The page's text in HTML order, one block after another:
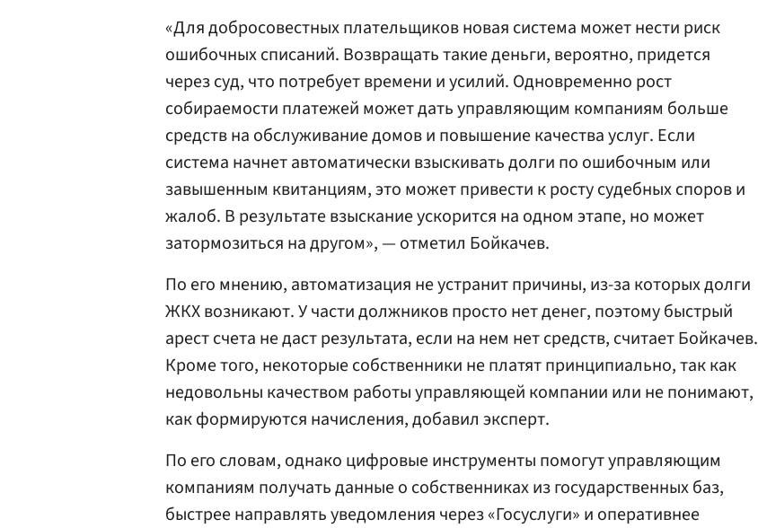
«Для добросовестных плательщиков новая система может нести риск
ошибочных списаний. Возвращать такие деньги, вероятно, придется
через суд, что потребует времени и усилий. Одновременно рост
собираемости платежей может дать управляющим компаниям больше
средств на обслуживание домов и повышение качества услуг. Если
система начнет автоматически взыскивать долги по ошибочным или
завышенным квитанциям, это может привести к росту судебных споров и
жалоб. В результате взыскание ускорится на одном этапе, но может
затормозиться на другом», — отметил Бойкачев.
По его мнению, автоматизация не устранит причины, из-за которых долги
ЖКХ возникают. У части должников просто нет денег, поэтому быстрый
арест счета не даст результата, если на нем нет средств, считает Бойкачев.
Кроме того, некоторые собственники не платят принципиально, так как
недовольны качеством работы управляющей компании или не понимают,
как формируются начисления, добавил эксперт.
По его словам, однако цифровые инструменты помогут управляющим
компаниям получать данные о собственниках из государственных баз,
быстрее направлять уведомления через «Госуслуги» и оперативнее